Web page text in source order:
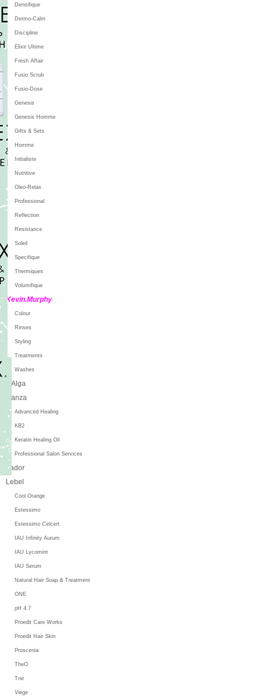
Densifique
Dermo-Calm
Discipline
Elixir Ultime
Fresh Affair
Fusio Scrub
Fusio-Dose
Genesis
Genesis Homme
Gifts & Sets
Homme
Initialiste
Nutritive
Oleo-Relax
Professional
Reflection
Resistance
Soleil
Specifique
Thermiques
Volumifique
Kevin.Murphy
Colour
Rinses
Styling
Treatments
Washes
L'Alga
L'anza
Advanced Healing
KB2
Keratin Healing Oil
Professional Salon Services
Lador
Lebel
Cool Orange
Estessimo
Estessimo Celcert
IAU Infinity Aurum
IAU Lycomint
IAU Serum
Natural Hair Soap & Treatment
ONE
pH 4.7
Proedit Care Works
Proedit Hair Skin
Proscenia
TheO
Trie
Viege